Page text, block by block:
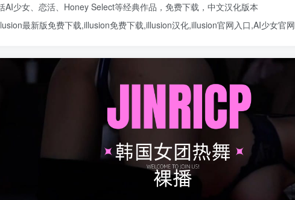
AI少女、 恋活、 Honey Select等经典作品，免费下载，中文汉化版本
最新版免费下载,illusion免费下载,illusion汉化,illusion官网入口,AI少女官网